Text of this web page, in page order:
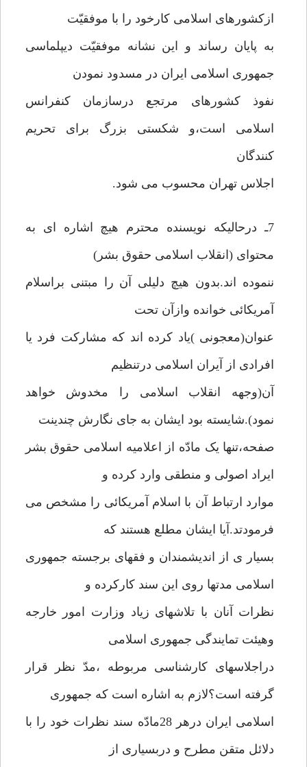
ازکشورهای اسلامی کارخود را با موفقیّت
به پایان رساند و این نشانه موفقیّت دیپلماسی
جمهوری اسلامی ایران در مسدود نمودن
نفوذ کشورهای مرتجع درسازمان کنفرانس
اسلامی است،و شکستی بزرگ برای تحریم
کنندگان
اجلاس تهران محسوب می شود.
7ـ درحالیکه نویسنده محترم هیچ اشاره ای به
محتوای (انقلاب اسلامی حقوق بشر)
ننموده اند.بدون هیچ دلیلی آن را مبتنی براسلام
آمریکائی خوانده وازآن تحت
عنوان(معجونی )یاد کرده اند که مشارکت فرد یا
افرادی از آیران اسلامی درتنظیم
آن(وجهه انقلاب اسلامی را مخدوش خواهد
نمود).شایسته بود ایشان به جای نگارش چندینت
صفحه،تنها یک مادّه از اعلامیه اسلامی حقوق بشر
ایراد اصولی و منطقی وارد کرده و
موارد ارتباط آن با اسلام آمریکائی را مشخص می
فرمودتد.آیا ایشان مطلع هستند که
بسیار ی از اندیشمندان و فقهای برجسته جمهوری
اسلامی مدتها روی این سند کارکرده و
نظرات آنان با تلاشهای زیاد وزارت امور خارجه
وهیئت تمایندگی جمهوری اسلامی
دراجلاسهای کارشناسی مربوطه ،مدّ نظر قرار
گرفته است؟لازم به اشاره است که جمهوری
اسلامی ایران درهر 28مادّه سند نظرات خود را با
دلائل متقن مطرح و دربسیاری از